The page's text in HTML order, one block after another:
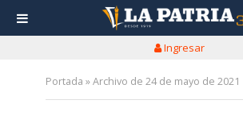
Ingresar
Portada »Archivo de 24 de mayo de 2021